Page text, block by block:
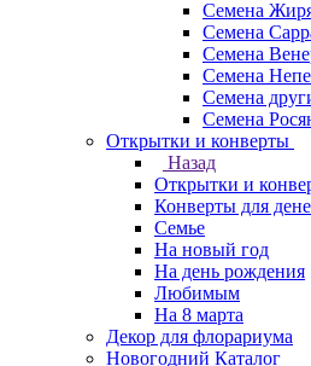
Семена
Семена
Семена
Семена
Семена
Семена
Открытки и конверты
Назад
Открытки и
Конверты для
Семье
На новый год
На день рождения
Любимым
На 8 марта
Декор для флорариума
Новогодний Каталог